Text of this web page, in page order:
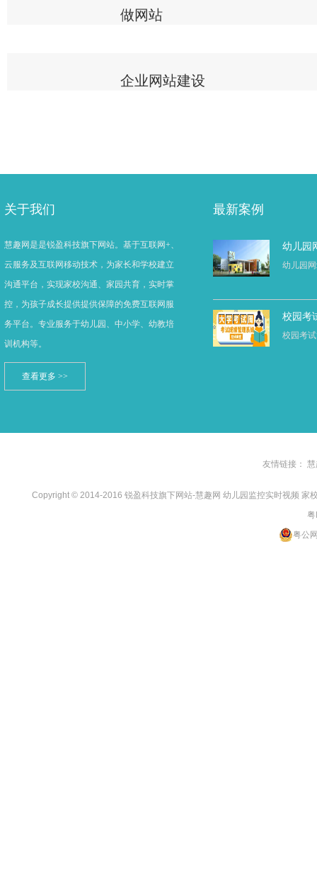
做网站
企业网站建设
关于我们
慧趣网是是锐盈科技旗下网站。基于互联网+、
云服务及互联网移动技术，为家长和学校建立
沟通平台，实现家校沟通、家园共育，实时掌
控，为孩子成长提供提供保障的免费互联网服
务平台。专业服务于幼儿园、中小学、幼教培
训机构等。
查看更多 >>
最新案例
幼儿园
幼儿园
校园考
校园考
友情链接： 慧
Copyright © 2014-2016 锐盈科技旗下网站-慧趣网 幼儿园监控实时视频 家
粤公